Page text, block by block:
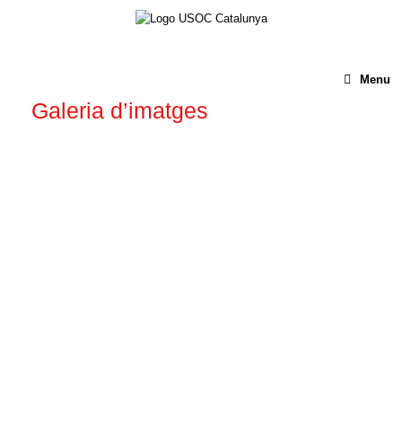
Menu
Galeria d’imatges